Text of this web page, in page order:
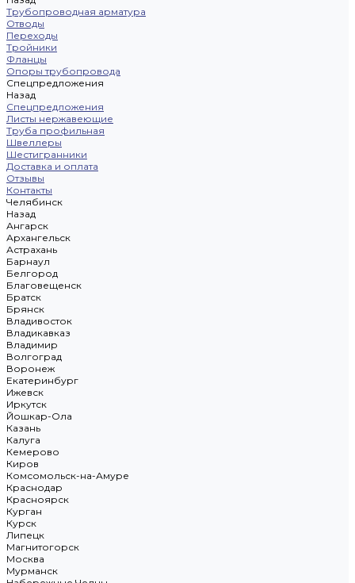
Трубопроводная арматура
Отводы
Переходы
Тройники
Фланцы
Опоры трубопровода
Спецпредложения
Назад
Спецпредложения
Листы нержавеющие
Труба профильная
Швеллеры
Шестигранники
Доставка и оплата
Отзывы
Контакты
Челябинск
Назад
Ангарск
Архангельск
Астрахань
Барнаул
Белгород
Благовещенск
Братск
Брянск
Владивосток
Владикавказ
Владимир
Волгоград
Воронеж
Екатеринбург
Ижевск
Иркутск
Йошкар-Ола
Казань
Калуга
Кемерово
Киров
Комсомольск-на-Амуре
Краснодар
Красноярск
Курган
Курск
Липецк
Магнитогорск
Москва
Мурманск